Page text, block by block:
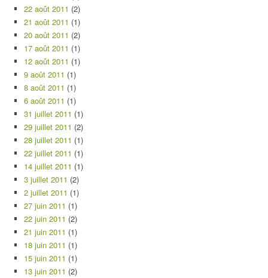
22 août 2011 (2)
21 août 2011 (1)
20 août 2011 (2)
17 août 2011 (1)
12 août 2011 (1)
9 août 2011 (1)
8 août 2011 (1)
6 août 2011 (1)
31 juillet 2011 (1)
29 juillet 2011 (2)
28 juillet 2011 (1)
22 juillet 2011 (1)
14 juillet 2011 (1)
3 juillet 2011 (2)
2 juillet 2011 (1)
27 juin 2011 (1)
22 juin 2011 (2)
21 juin 2011 (1)
18 juin 2011 (1)
15 juin 2011 (1)
13 juin 2011 (2)